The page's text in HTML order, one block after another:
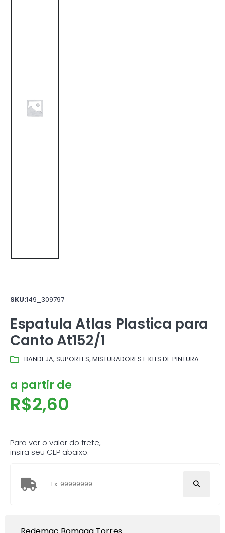
SKU:149_309797
Espatula Atlas Plastica para
Canto At152/1
BANDEJA, SUPORTES, MISTURADORES E KITS DE PINTURA
a partir de
R$2,60
Para ver o valor do frete,
insira seu CEP abaixo: